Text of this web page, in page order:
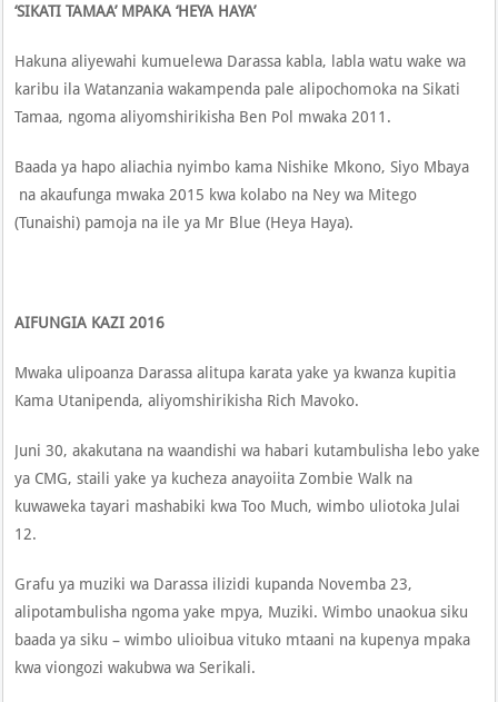
‘SIKATI TAMAA’ MPAKA ‘HEYA HAYA’
Hakuna aliyewahi kumuelewa Darassa kabla, labla watu wake wa
karibu ila Watanzania wakampenda pale alipochomoka na Sikati
Tamaa, ngoma aliyomshirikisha Ben Pol mwaka 2011.
Baada ya hapo aliachia nyimbo kama Nishike Mkono, Siyo Mbaya
na akaufunga mwaka 2015 kwa kolabo na Ney wa Mitego
(Tunaishi) pamoja na ile ya Mr Blue (Heya Haya).
AIFUNGIA KAZI 2016
Mwaka ulipoanza Darassa alitupa karata yake ya kwanza kupitia
Kama Utanipenda, aliyomshirikisha Rich Mavoko.
Juni 30, akakutana na waandishi wa habari kutambulisha lebo yake
ya CMG, staili yake ya kucheza anayoiita Zombie Walk na
kuwaweka tayari mashabiki kwa Too Much, wimbo uliotoka Julai
12.
Grafu ya muziki wa Darassa ilizidi kupanda Novemba 23,
alipotambulisha ngoma yake mpya, Muziki. Wimbo unaokua siku
baada ya siku – wimbo ulioibua vituko mtaani na kupenya mpaka
kwa viongozi wakubwa wa Serikali.